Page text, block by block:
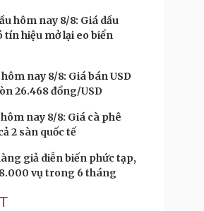
hôm nay 8/8: Giá dầu
tín hiệu mở lại eo biển
nay 8/8: Giá bán USD
26.468 đồng/USD
nay 8/8: Giá cà phê
2 sàn quốc tế
giả diễn biến phức tạp,
vụ trong 6 tháng